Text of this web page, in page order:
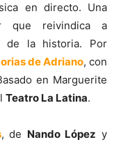
en directo. Una
que reivindica a
de la historia. Por
de Adriano, con
en Marguerite
Teatro La Latina.
, de Nando López y